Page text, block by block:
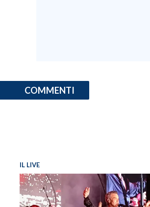
COMMENTI
IL LIVE